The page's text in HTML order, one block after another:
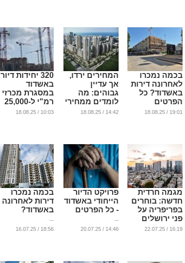
בכמה נמכרו
לאחרונה דירות
באשדוד? כל
הפרטים
...
19:01 / 18.08.25
המחירים ירדו,
אך עדיין
גבוהים: מה
לומדים ממחירי
הדירות ברבעון
14:42 / 18.08.25
320 יחידות דיור
באשדוד
במסגרת מכרזי
רמ"י ל-25,000
יח"ד בארץ
10:03 / 18.08.25
מגמה חרדית
חדשה: בוחרים
בפריפריה על
פני ירושלים
ובני ברק |
16:19 / 22.07.25
פרויקט הדיור
הייחודי באשדוד
- כל הפרטים
...
14:46 / 20.07.25
בכמה נמכרו
דירות לאחרונה
באשדוד?
...
18:56 / 16.07.25